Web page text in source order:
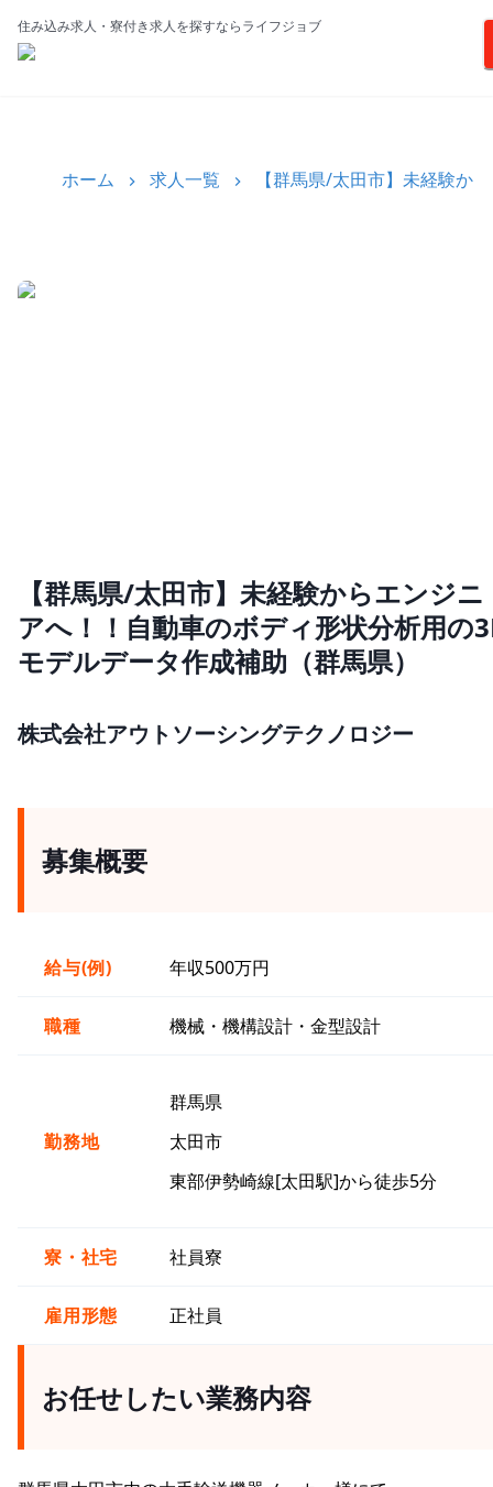
住み込み求人・寮付き求人を探すならライフジョブ
ホーム 求人一覧 【群馬県/太田市】未経験か
【群馬県/太田市】未経験からエンジニ
アへ！！自動車のボディ形状分析用の
モデルデータ作成補助（群馬県）
株式会社アウトソーシングテクノロジー
募集概要
給与(例) 年収500万円
職種 機械・機構設計・金型設計
勤務地
群馬県
太田市
東部伊勢崎線[太田駅]から徒歩5分
寮・社宅 社員寮
雇用形態 正社員
お任せしたい業務内容